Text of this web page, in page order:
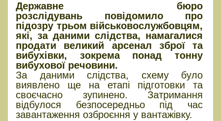
Державне бюро
розслідувань повідомило про
підозру трьом військовослужбовцям,
які, за даними слідства, намагалися
продати великий арсенал зброї та
вибухівки, зокрема понад тонну
вибухової речовини.
За даними слідства, схему було
виявлено ще на етапі підготовки та
своєчасно зупинено. Затримання
відбулося безпосередньо під час
завантаження озброєння у вантажівку.